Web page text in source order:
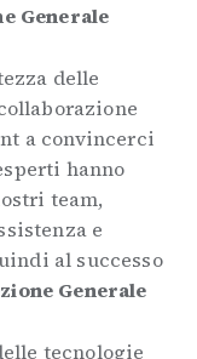
Generale
delle
a convincerci
hanno
team,
e
al successo
Generale
tecnologie